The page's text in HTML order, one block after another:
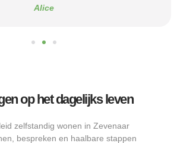
Alice
op het dagelijks leven
zelfstandig wonen in Zevenaar
bespreken en haalbare stappen